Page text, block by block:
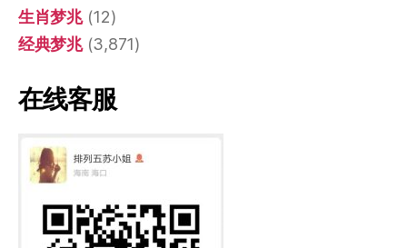
生肖梦兆(12)
经典梦兆(3,871)
在线客服